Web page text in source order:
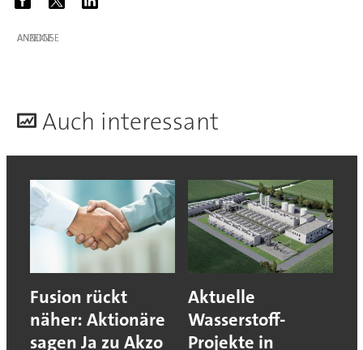
ANZEIGE
Auch interessant
Fusion rückt
näher: Aktionäre
sagen Ja zu Akzo
Aktuelle
Wasserstoff-
Projekte in